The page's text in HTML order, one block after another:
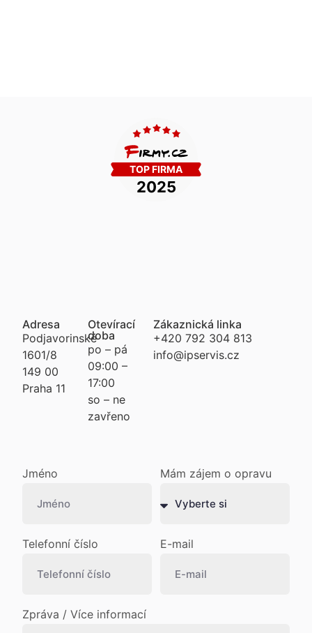
Adresa
Podjavorinské
1601/8
149 00
Praha 11
Otevírací
doba
po – pá
09:00 –
17:00
so – ne
zavřeno
Zákaznická linka
+420 792 304 813
info@ipservis.cz
Jméno Mám zájem o opravu
Telefonní číslo E-mail
Zpráva / Více informací